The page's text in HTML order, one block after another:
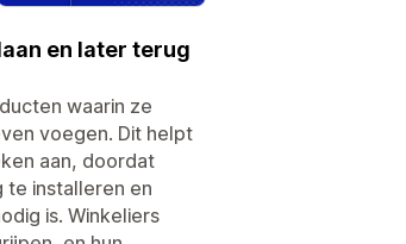
en later terug
waarin ze
voegen. Dit helpt
aan, doordat
te installeren en
is. Winkeliers